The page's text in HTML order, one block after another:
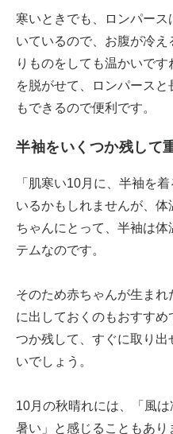
寒いときでも、ロンパー
いているので、お腹が冷
りものをしても温かいで
を脱がせて、ロンパース
もできるので便利です。
半袖をいくつか残して
「肌寒い10月に、半袖を
いるかもしれませんが、
ちゃんにとって、半袖は
テムなのです。
そのため赤ちゃんが生ま
に出しておくのもおすすめ
つか残して、すぐに取り出
いでしょう。
10月の秋晴れには、「風
暑い」と感じることもあ